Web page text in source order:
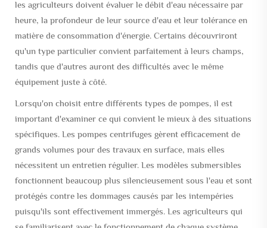
les agriculteurs doivent évaluer le débit d'eau nécessaire par
heure, la profondeur de leur source d'eau et leur tolérance en
matière de consommation d'énergie. Certains découvriront
qu'un type particulier convient parfaitement à leurs champs,
tandis que d'autres auront des difficultés avec le même
équipement juste à côté.
Lorsqu'on choisit entre différents types de pompes, il est
important d'examiner ce qui convient le mieux à des situations
spécifiques. Les pompes centrifuges gèrent efficacement de
grands volumes pour des travaux en surface, mais elles
nécessitent un entretien régulier. Les modèles submersibles
fonctionnent beaucoup plus silencieusement sous l'eau et sont
protégés contre les dommages causés par les intempéries
puisqu'ils sont effectivement immergés. Les agriculteurs qui